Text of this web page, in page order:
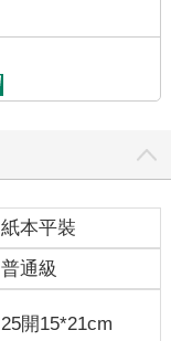
後，「你還沒有回
，我讓人給你買了
不知道自己到底是
，有一天她從廁所
的手，突然就瞥到
是在看她，又彷彿
的孩子氣。她的腦
是怎樣一張精雕細
的雙眸如同漆黑的
，真是一個漂亮的
紙本平裝
普通級
25開15*21cm